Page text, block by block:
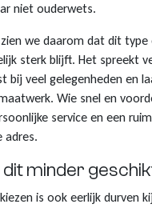
niet ouderwets.
we daarom dat dit type
sterk blijft. Het spreekt
bij veel gelegenheden en
Wie snel en
service en een
adres.
minder
is ook eerlijk durven